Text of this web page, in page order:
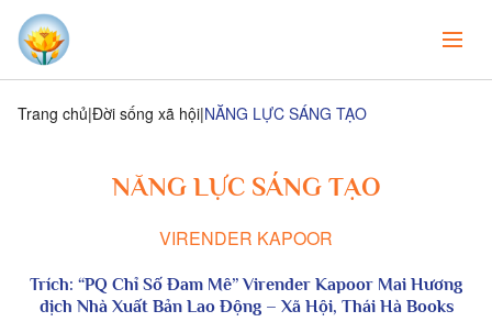
Trang chủ Đời sống xã hội NĂNG LỰC SÁNG TẠO
NĂNG LỰC SÁNG TẠO
VIRENDER KAPOOR
Trích: “PQ Chỉ Số Đam Mê” Virender Kapoor Mai Hương
dịch Nhà Xuất Bản Lao Động – Xã Hội, Thái Hà Books